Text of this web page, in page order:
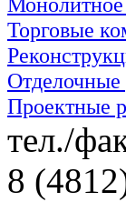
Торговые
Отделочные
Проектные
тел./
8